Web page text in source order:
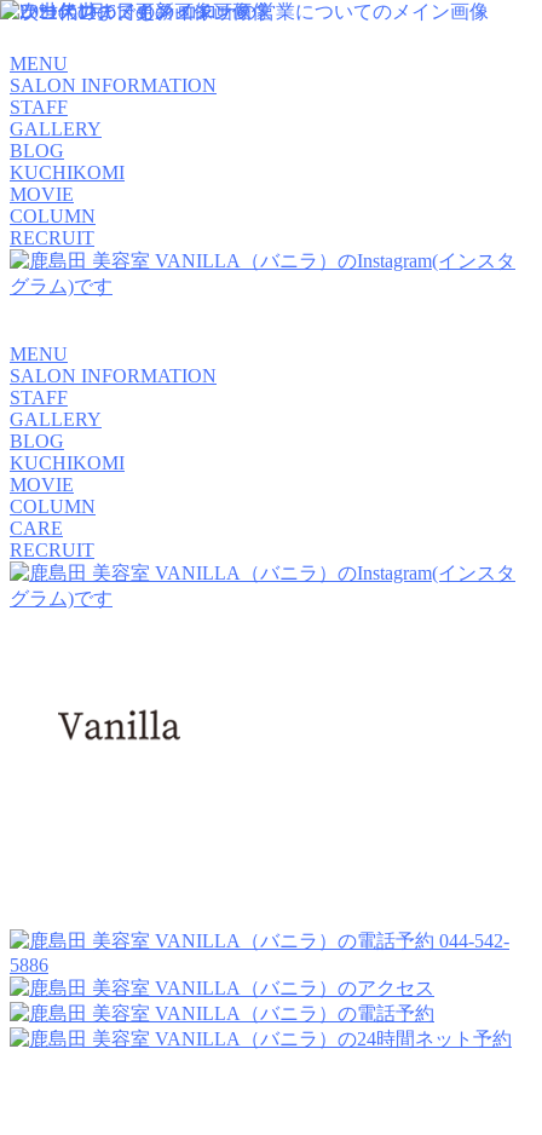
MENU
SALON INFORMATION
STAFF
GALLERY
BLOG
KUCHIKOMI
MOVIE
COLUMN
RECRUIT
MENU
SALON INFORMATION
STAFF
GALLERY
BLOG
KUCHIKOMI
MOVIE
COLUMN
CARE
RECRUIT
044-542-
5886